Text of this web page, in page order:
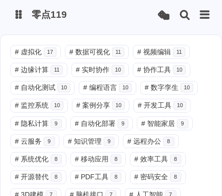
微博
抖音
零点119
# 虚拟化 17 # 数据可视化 11 # 视频编辑 11
# 边缘计算 11 # 实时协作 10 # 协作工具 10
# 自动化测试 10 # 编程语言 10 # 数字孪生 10
# 监控系统 10 # 案例分享 10 # 开发工具 10
# 隐私计算 9 # 自动化部署 9 # 智能家居 9
# 云服务 9 # 知识管理 9 # 远程办公 8
# 系统优化 8 # 移动应用 8 # 效率工具 8
# 开源替代 8 # PDF工具 8 # 密码安全 8
7 7 7